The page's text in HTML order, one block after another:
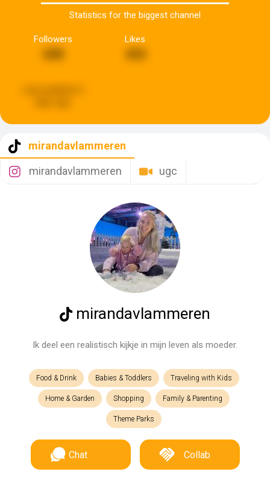
Statistics for the biggest channel
Followers Likes
mirandavlammeren
mirandavlammeren
ugc
mirandavlammeren
Ik deel een realistisch kijkje in mijn leven als moeder.
Food & Drink Babies & Toddlers Traveling with Kids
Home & Garden Shopping Family & Parenting
Theme Parks
Chat Collab